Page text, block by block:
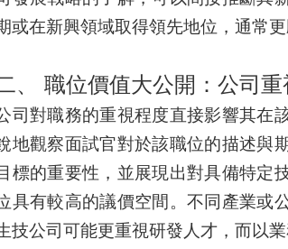
或在新興領域取得領先地位，通常
、 職位價值大公開：公司
司對職務的重視程度直接影響其在
地觀察面試官對於該職位的描述與
標的重要性，並展現出對具備特定
具有較高的議價空間。不同產業或
技公司可能更重視研發人才，而以